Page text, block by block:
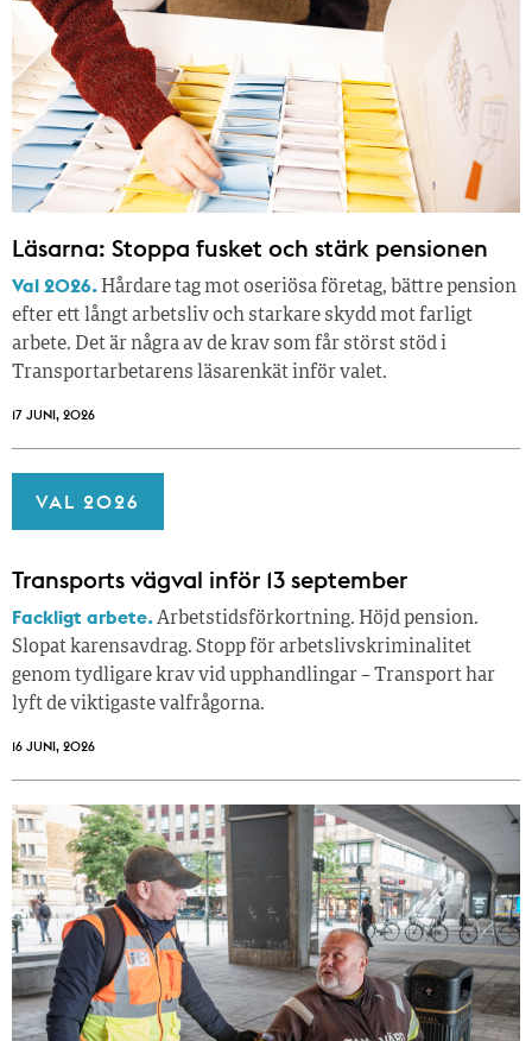
Läsarna: Stoppa fusket och stärk pensionen
Val 2026. Hårdare tag mot oseriösa företag, bättre pension
efter ett långt arbetsliv och starkare skydd mot farligt
arbete. Det är några av de krav som får störst stöd i
Transportarbetarens läsar­enkät inför valet.
17 JUNI, 2026
VAL 2026
Transports vägval inför 13 september
Fackligt arbete.Arbetstidsförkortning. Höjd pension.
Slopat karensavdrag. Stopp för arbetslivskriminalitet
genom tydligare krav vid upphandlingar – Transport har
lyft de viktigaste valfrågorna.
16 JUNI, 2026